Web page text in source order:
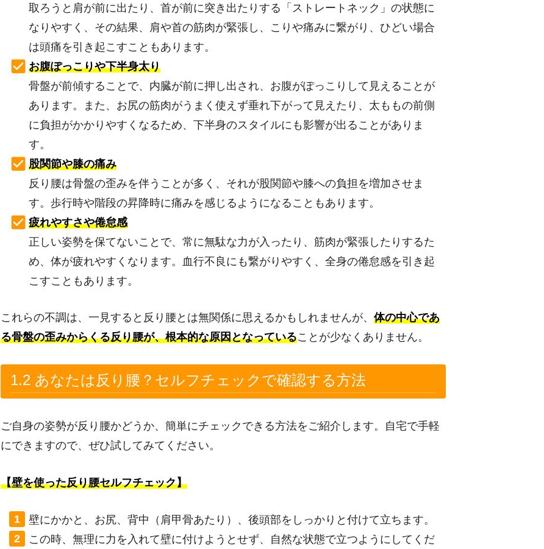
取ろうと肩が前に出たり、首が前に突き出たりする「ストレートネック」の状態に
なりやすく、その結果、肩や首の筋肉が緊張し、こりや痛みに繋がり、ひどい場合
は頭痛を引き起こすこともあります。
お腹ぽっこりや下半身太り
骨盤が前傾することで、内臓が前に押し出され、お腹がぽっこりして見えることが
あります。また、お尻の筋肉がうまく使えず垂れ下がって見えたり、太ももの前側
に負担がかかりやすくなるため、下半身のスタイルにも影響が出ることがありま
す。
股関節や膝の痛み
反り腰は骨盤の歪みを伴うことが多く、それが股関節や膝への負担を増加させま
す。歩行時や階段の昇降時に痛みを感じるようになることもあります。
疲れやすさや倦怠感
正しい姿勢を保てないことで、常に無駄な力が入ったり、筋肉が緊張したりするた
め、体が疲れやすくなります。血行不良にも繋がりやすく、全身の倦怠感を引き起
こすこともあります。
これらの不調は、一見すると反り腰とは無関係に思えるかもしれませんが、 体の中心であ
る骨盤の歪みからくる反り腰が、根本的な原因となっていることが少なくありません。
1.2 あなたは反り腰？セルフチェックで確認する方法
ご自身の姿勢が反り腰かどうか、簡単にチェックできる方法をご紹介します。自宅で手軽
にできますので、ぜひ試してみてください。
【壁を使った反り腰セルフチェック】
壁にかかと、お尻、背中（肩甲骨あたり）、後頭部をしっかりと付けて立ちます。
この時、無理に力を入れて壁に付けようとせず、自然な状態で立つようにしてくだ